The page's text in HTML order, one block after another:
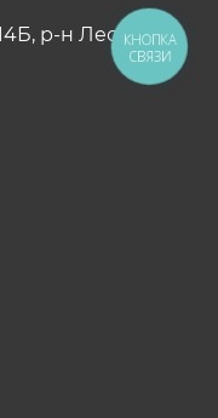
р-н Лесной
КНОПКА
СВЯЗИ